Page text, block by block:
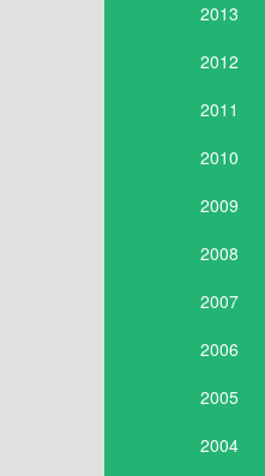
2013
2012
2011
2010
2009
2008
2007
2006
2005
2004